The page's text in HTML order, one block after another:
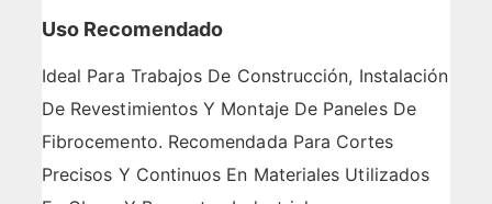
Uso Recomendado
Ideal Para Trabajos De Construcción, Instalación
De Revestimientos Y Montaje De Paneles De
Fibrocemento. Recomendada Para Cortes
Precisos Y Continuos En Materiales Utilizados